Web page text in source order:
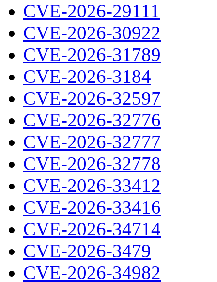
CVE-2026-29111
CVE-2026-30922
CVE-2026-31789
CVE-2026-3184
CVE-2026-32597
CVE-2026-32776
CVE-2026-32777
CVE-2026-32778
CVE-2026-33412
CVE-2026-33416
CVE-2026-34714
CVE-2026-3479
CVE-2026-34982